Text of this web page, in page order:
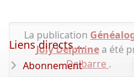
La publication
Joly Delphine a été
Delbarre .
Liens directs ...
Abonnement